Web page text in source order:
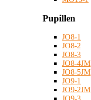
Pupillen
JO8-1
JO8-2
JO8-3
JO8-4JM
JO8-5JM
JO9-1
JO9-2JM